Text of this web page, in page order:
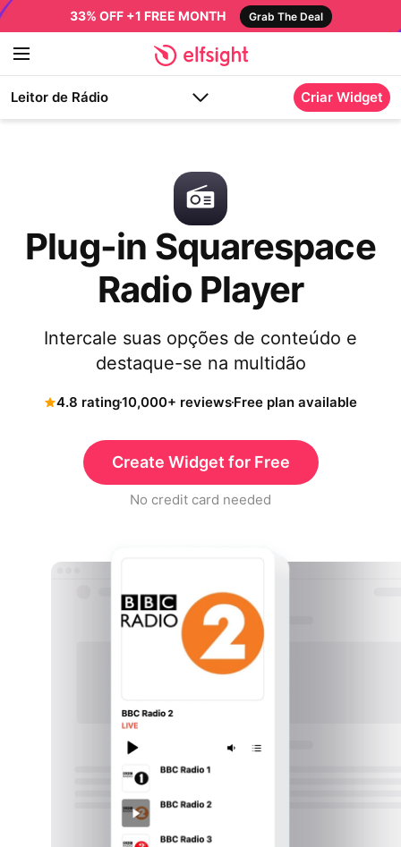
33% OFF +1 FREE MONTH Grab The Deal
Leitor de Rádio Criar Widget
Plug-in Squarespace
Radio Player
Intercale suas opções de conteúdo e
destaque-se na multidão
4.8 rating10,000+ reviewsFree plan available
Create Widget for Free
No credit card needed